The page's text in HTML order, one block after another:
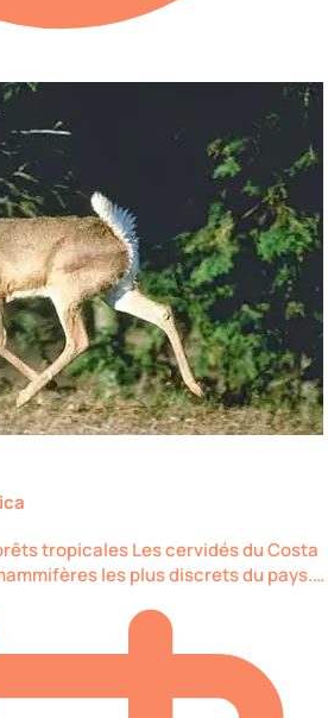
tropicales Les cervidés du Costa
les plus discrets du pays.…